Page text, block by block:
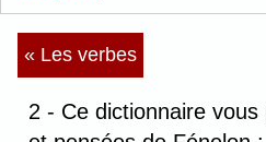
« Les verbes
2 - Ce dictionnaire